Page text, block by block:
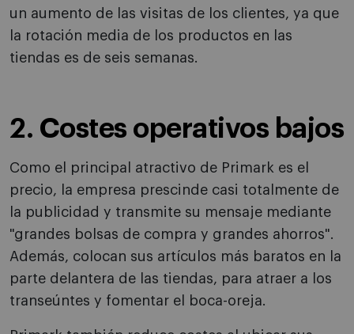
un aumento de las visitas de los clientes, ya que
la rotación media de los productos en las
tiendas es de seis semanas.
2. Costes operativos bajos
Como el principal atractivo de Primark es el
precio, la empresa prescinde casi totalmente de
la publicidad y transmite su mensaje mediante
"grandes bolsas de compra y grandes ahorros".
Además, colocan sus artículos más baratos en la
parte delantera de las tiendas, para atraer a los
transeúntes y fomentar el boca-oreja.